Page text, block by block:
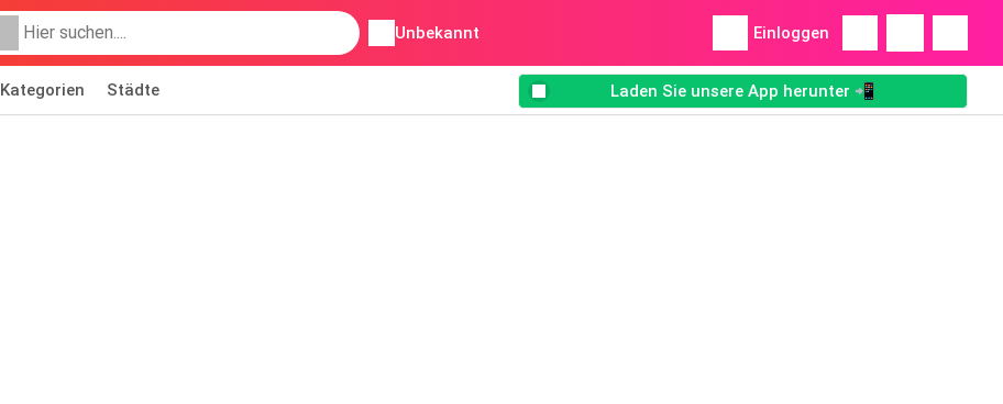
Unbekannt Einloggen
Kategorien Städte Laden Sie unsere App herunter 📲